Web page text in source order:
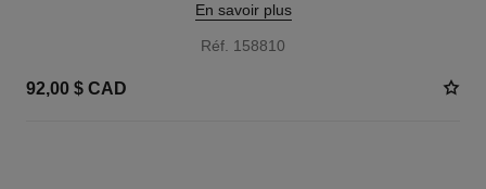
En savoir plus
Réf. 158810
92,00 $ CAD